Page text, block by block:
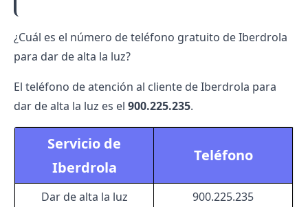
¿Cuál es el número de teléfono gratuito de Iberdrola
para dar de alta la luz?
El teléfono deatención al cliente de Iberdrola para
dar de alta la luz es el 900.225.235.
Servicio de
Iberdrola
Teléfono
Dar de alta la luz 900.225.235